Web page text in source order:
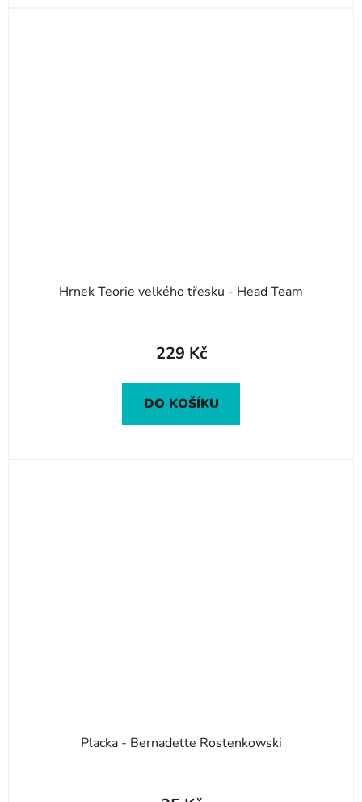
Hrnek Teorie velkého třesku - Head Team
229 Kč
DO KOŠÍKU
Placka - Bernadette Rostenkowski